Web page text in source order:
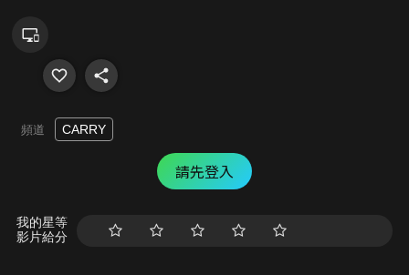
頻道 CARRY
請先登入
我的星等
影片給分